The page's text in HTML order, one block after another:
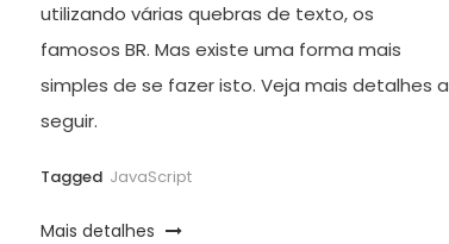
utilizando várias quebras de texto, os
famosos BR. Mas existe uma forma mais
simples de se fazer isto. Veja mais detalhes a
seguir.
Tagged JavaScript
Mais detalhes